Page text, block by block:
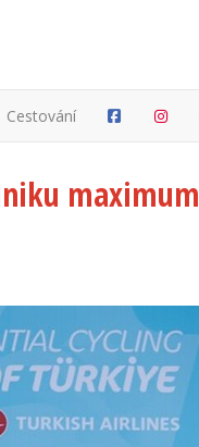
Cestování
maximum